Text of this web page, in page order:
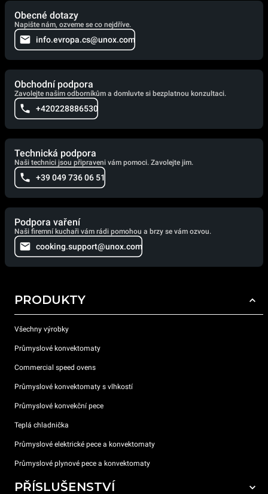
Obecné dotazy
Napište nám, ozveme se co nejdříve.
info.evropa.cs@unox.com
Obchodní podpora
Zavolejte našim odborníkům a domluvte si bezplatnou konzultaci.
+420228886530
Technická podpora
Naši technici jsou připraveni vám pomoci. Zavolejte jim.
+39 049 736 06 51
Podpora vaření
Naši firemní kuchaři vám rádi pomohou a brzy se vám ozvou.
cooking.support@unox.com
PRODUKTY
Všechny výrobky
Průmyslové konvektomaty
Commercial speed ovens
Průmyslové konvektomaty s vlhkostí
Průmyslové konvekční pece
Teplá chladnička
Průmyslové elektrické pece a konvektomaty
Průmyslové plynové pece a konvektomaty
PŘÍSLUŠENSTVÍ